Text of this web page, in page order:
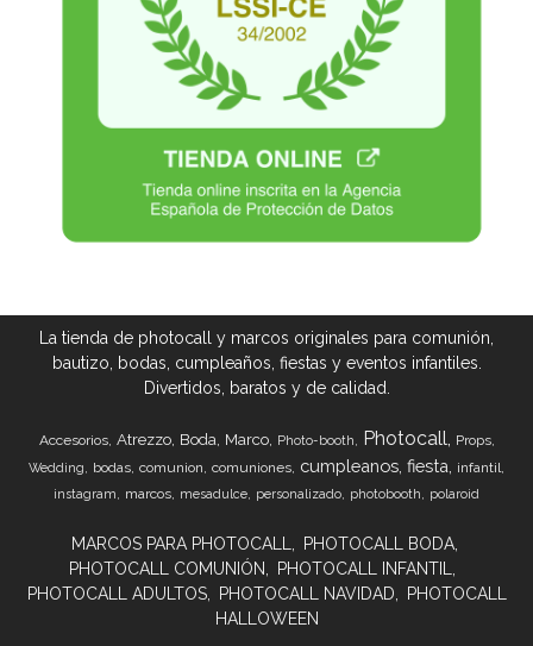
La tienda de photocall y marcos originales para comunión,
bautizo, bodas, cumpleaños, fiestas y eventos infantiles.
Divertidos, baratos y de calidad.
Accesorios Atrezzo Boda Marco Photo-booth Photocall Props
Wedding bodas comunion comuniones cumpleanos fiesta infantil
instagram marcos mesadulce personalizado photobooth polaroid
MARCOS PARA PHOTOCALL
PHOTOCALL BODA
PHOTOCALL COMUNIÓN
PHOTOCALL INFANTIL
PHOTOCALL ADULTOS
PHOTOCALL NAVIDAD
PHOTOCALL
HALLOWEEN